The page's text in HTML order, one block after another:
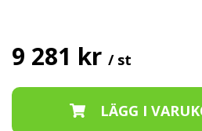
9 281 kr / st